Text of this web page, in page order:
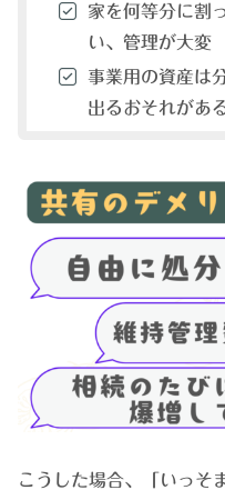
家を何等分に割
い、管理が大変
事業用の資産は
出るおそれがあ
こうした場合、「いっそ